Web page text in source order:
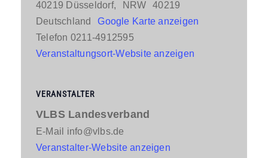
40219 Düsseldorf, NRW
40219
Deutschland
Google Karte anzeigen
Telefon 0211-4912595
Veranstaltungsort-Website anzeigen
VERANSTALTER
VLBS Landesverband
E-Mail info@vlbs.de
Veranstalter-Website anzeigen